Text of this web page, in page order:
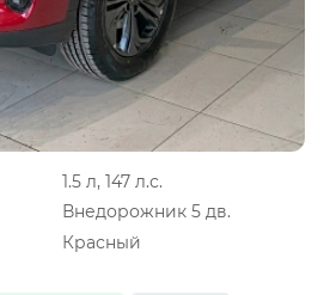
1.5 л, 147 л.с.
Внедорожник 5 дв.
Красный